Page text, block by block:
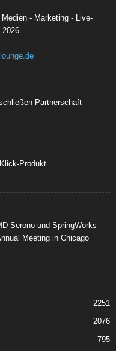
- Marketing - Live-
2026
Partnerschaft
Produkt
Serono und SpringWorks
Meeting in Chicago
2251
2076
795